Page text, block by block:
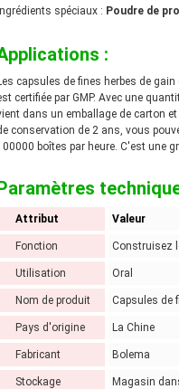
spéciaux : Poudre de
:
capsules de fines herbes de
certifiée par GMP. Avec une
dans un emballage de carton
conservation de 2 ans, vous
boîtes par heure. C'est une
Attribut Valeur
Fonction Construisez
Utilisation Oral
Nom de produit Capsules de
Pays d'origine La Chine
Fabricant Bolema
Stockage Magasin